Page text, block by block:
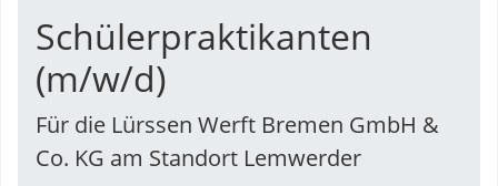
Schülerpraktikanten
(m/w/d)
Für die Lürssen Werft Bremen GmbH &
Co. KG am Standort Lemwerder